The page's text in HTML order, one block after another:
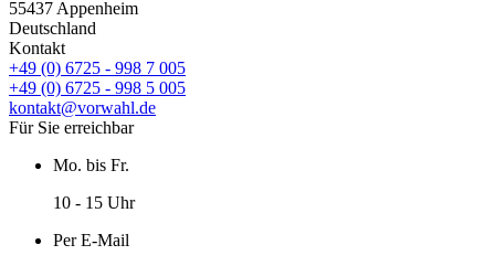
55437 Appenheim
Deutschland
Kontakt
+49 (0) 6725 - 998 7 005
+49 (0) 6725 - 998 5 005
kontakt@vorwahl.de
Für Sie erreichbar
Mo. bis Fr.
10 - 15 Uhr
Per E-Mail